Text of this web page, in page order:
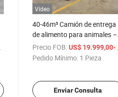
/ Pieza
Vídeo
40-46m³ Camión de entrega
de alimento para animales –
25 Capacidad de toneladas,
8X4 Chasis, 350-400HP
Precio FOB: US$ 19.999,00-59.000,00
Pedido Mínimo: 1 Pieza
Enviar Consulta